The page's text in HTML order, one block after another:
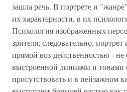
зашла речь. В портрете и
их характерности, в их
Психология изображенных
зрителя; следовательно,
прямой воз-действенностью - не
выстроенной линиями и
присутствовать и в пейзажном